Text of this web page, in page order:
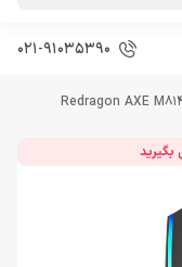
021-91035390